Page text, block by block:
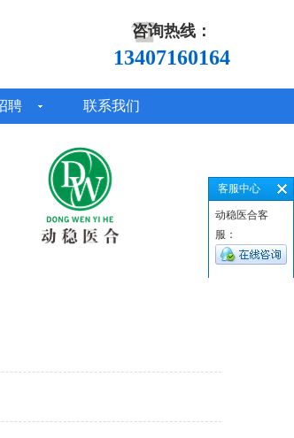
咨询热线：
13407160164
聘 联系我们
客服中心
动稳医合客
服：